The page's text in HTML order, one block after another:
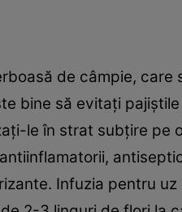
de câmpie, care
bine să evitaţi
le în strat subţire
Infuzia pentru